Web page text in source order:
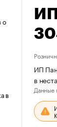
о
в
ИП
в
Данные